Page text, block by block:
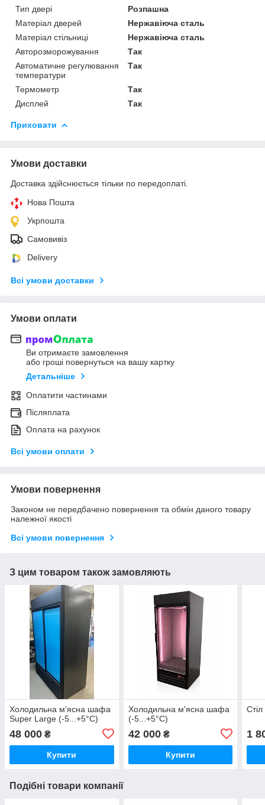
Тип двері
Розпашна
Матеріал дверей
Нержавіюча сталь
Матеріал стільниці
Нержавіюча сталь
Авторозморожування
Так
Автоматичне регулювання
температури
Так
Термометр
Так
Дисплей
Так
Приховати
Умови доставки
Доставка здійснюється тільки по передоплаті.
Нова Пошта
Укрпошта
Самовивіз
Delivery
Всі умови доставки
Умови оплати
Ви отримаєте замовлення
або гроші повернуться на вашу картку
Детальніше
Оплатити частинами
Післяплата
Оплата на рахунок
Всі умови оплати
Умови повернення
Законом не передбачено повернення та обмін даного товару
належної якості
Всі умови повернення
З цим товаром також замовляють
Холодильна м'ясна шафа
Super Large (-5...+5°C)
48 000 ₴
Купити
Холодильна м'ясна шафа
(-5...+5°C)
42 000₴
Купити
1
Подібні товари компанії